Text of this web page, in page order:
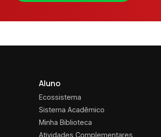
Aluno
Ecossistema
Sistema Acadêmico
Minha Biblioteca
Atividades Complementares